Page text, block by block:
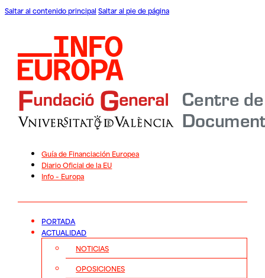
Saltar al contenido principal Saltar al pie de página
Guía de Financiación Europea
Diario Oficial de la EU
Info – Europa
PORTADA
ACTUALIDAD
NOTICIAS
OPOSICIONES